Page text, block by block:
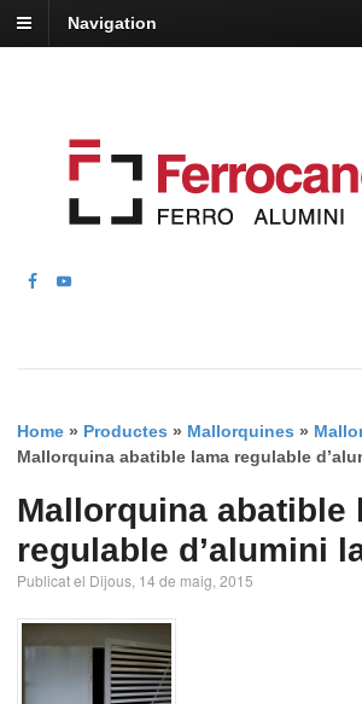
Navigation
Home » Productes » Mallorquines »
Mallorquina abatible lama regulable
Mallorquina abatible
regulable d’alumini
Publicat el Dijous, 14 de maig, 2015